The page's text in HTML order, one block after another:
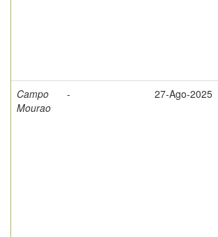
Campo
Mourao
- 27-Ago-2025